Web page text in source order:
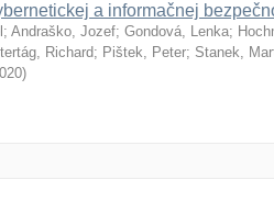
a informačnej
; Andraško, Jozef; Gondová, Lenka;
Richard; Pištek, Peter; Stanek,
)